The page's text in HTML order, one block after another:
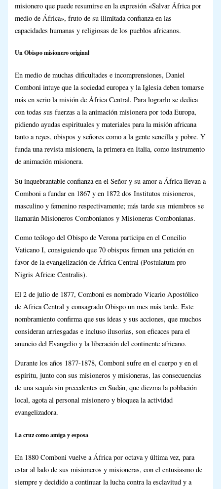
misionero que puede resumirse en la expresión «Salvar África por
medio de África», fruto de su ilimitada confianza en las
capacidades humanas y religiosas de los pueblos africanos.
Un Obispo misionero original
En medio de muchas dificultades e incomprensiones, Daniel
Comboni intuye que la sociedad europea y la Iglesia deben tomarse
más en serio la misión de África Central. Para lograrlo se dedica
con todas sus fuerzas a la animación misionera por toda Europa,
pidiendo ayudas espirituales y materiales para la misión africana
tanto a reyes, obispos y señores como a la gente sencilla y pobre. Y
funda una revista misionera, la primera en Italia, como instrumento
de animación misionera.
Su inquebrantable confianza en el Señor y su amor a África llevan a
Comboni a fundar en 1867 y en 1872 dos Institutos misioneros,
masculino y femenino respectivamente; más tarde sus miembros se
llamarán Misioneros Combonianos y Misioneras Combonianas.
Como teólogo del Obispo de Verona participa en el Concilio
Vaticano I, consiguiendo que 70 obispos firmen una petición en
favor de la evangelización de África Central (Postulatum pro
Nigris Africæ Centralis).
El 2 de julio de 1877, Comboni es nombrado Vicario Apostólico
de Africa Central y consagrado Obispo un mes más tarde. Este
nombramiento confirma que sus ideas y sus acciones, que muchos
consideran arriesgadas e incluso ilusorias, son eficaces para el
anuncio del Evangelio y la liberación del continente africano.
Durante los años 1877-1878, Comboni sufre en el cuerpo y en el
espíritu, junto con sus misioneros y misioneras, las consecuencias
de una sequía sin precedentes en Sudán, que diezma la población
local, agota al personal misionero y bloquea la actividad
evangelizadora.
La cruz como amiga y esposa
En 1880 Comboni vuelve a África por octava y última vez, para
estar al lado de sus misioneros y misioneras, con el entusiasmo de
siempre y decidido a continuar la lucha contra la esclavitud y a